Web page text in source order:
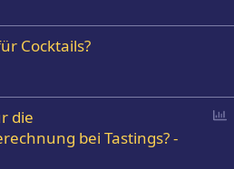
Cocktails?
die
bei Tastings? -